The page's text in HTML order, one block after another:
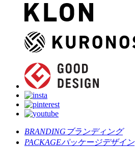
BRANDING ブランディング
PACKAGEパッケージデザイン